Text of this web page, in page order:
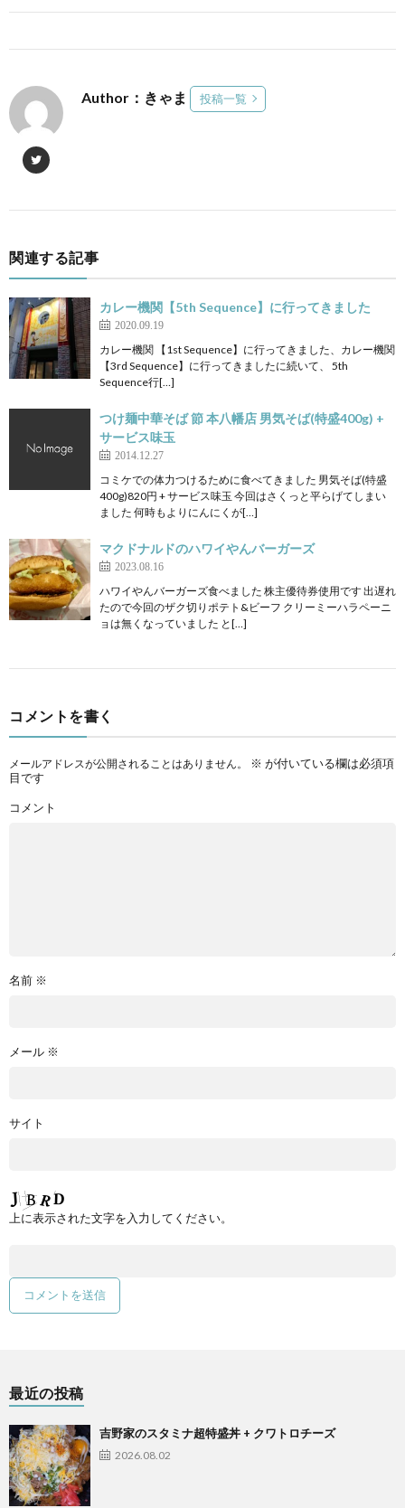
Author：きゃま 投稿一覧
関連する記事
カレー機関【5th Sequence】に行ってきました
2020.09.19
カレー機関 【1st Sequence】に行ってきました、カレー機関
【3rd Sequence】に行ってきましたに続いて、 5th
Sequence行[…]
つけ麺中華そば 節 本八幡店 男気そば(特盛400g) +
サービス味玉
2014.12.27
コミケでの体力つけるために食べてきました 男気そば(特盛
400g)820円 + サービス味玉 今回はさくっと平らげてしまい
ました 何時もよりにんにくが[…]
マクドナルドのハワイやんバーガーズ
2023.08.16
ハワイやんバーガーズ食べました 株主優待券使用です 出遅れ
たので今回のザク切りポテト&ビーフ クリーミーハラペーニ
ョは無くなっていました と[…]
コメントを書く
メールアドレスが公開されることはありません。 ※ が付いている欄は必須項
目です
コメント
名前 ※
メール ※
サイト
上に表示された文字を入力してください。
最近の投稿
吉野家のスタミナ超特盛丼 + クワトロチーズ
2026.08.02